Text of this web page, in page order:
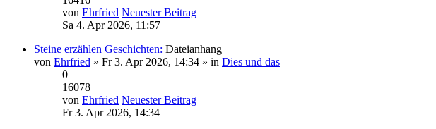
von Ehrfried Neuester Beitrag
Sa 4. Apr 2026, 11:57
Steine erzählen Geschichten: Dateianhang
von Ehrfried » Fr 3. Apr 2026, 14:34 » in Dies und das
0
16078
von Ehrfried Neuester Beitrag
Fr 3. Apr 2026, 14:34